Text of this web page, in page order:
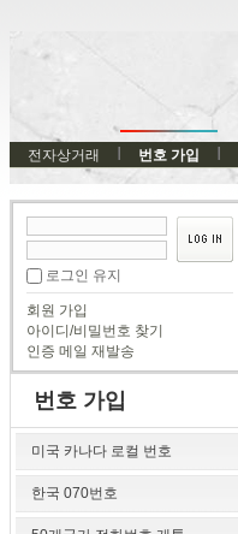
전자상거래 번호 가입
로그인 유지
회원 가입
아이디/비밀번호 찾기
인증 메일 재발송
번호 가입
미국 카나다 로컬 번호
한국 070번호